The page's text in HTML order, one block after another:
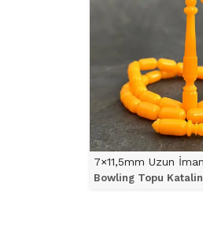
Bowling Topu Katalin